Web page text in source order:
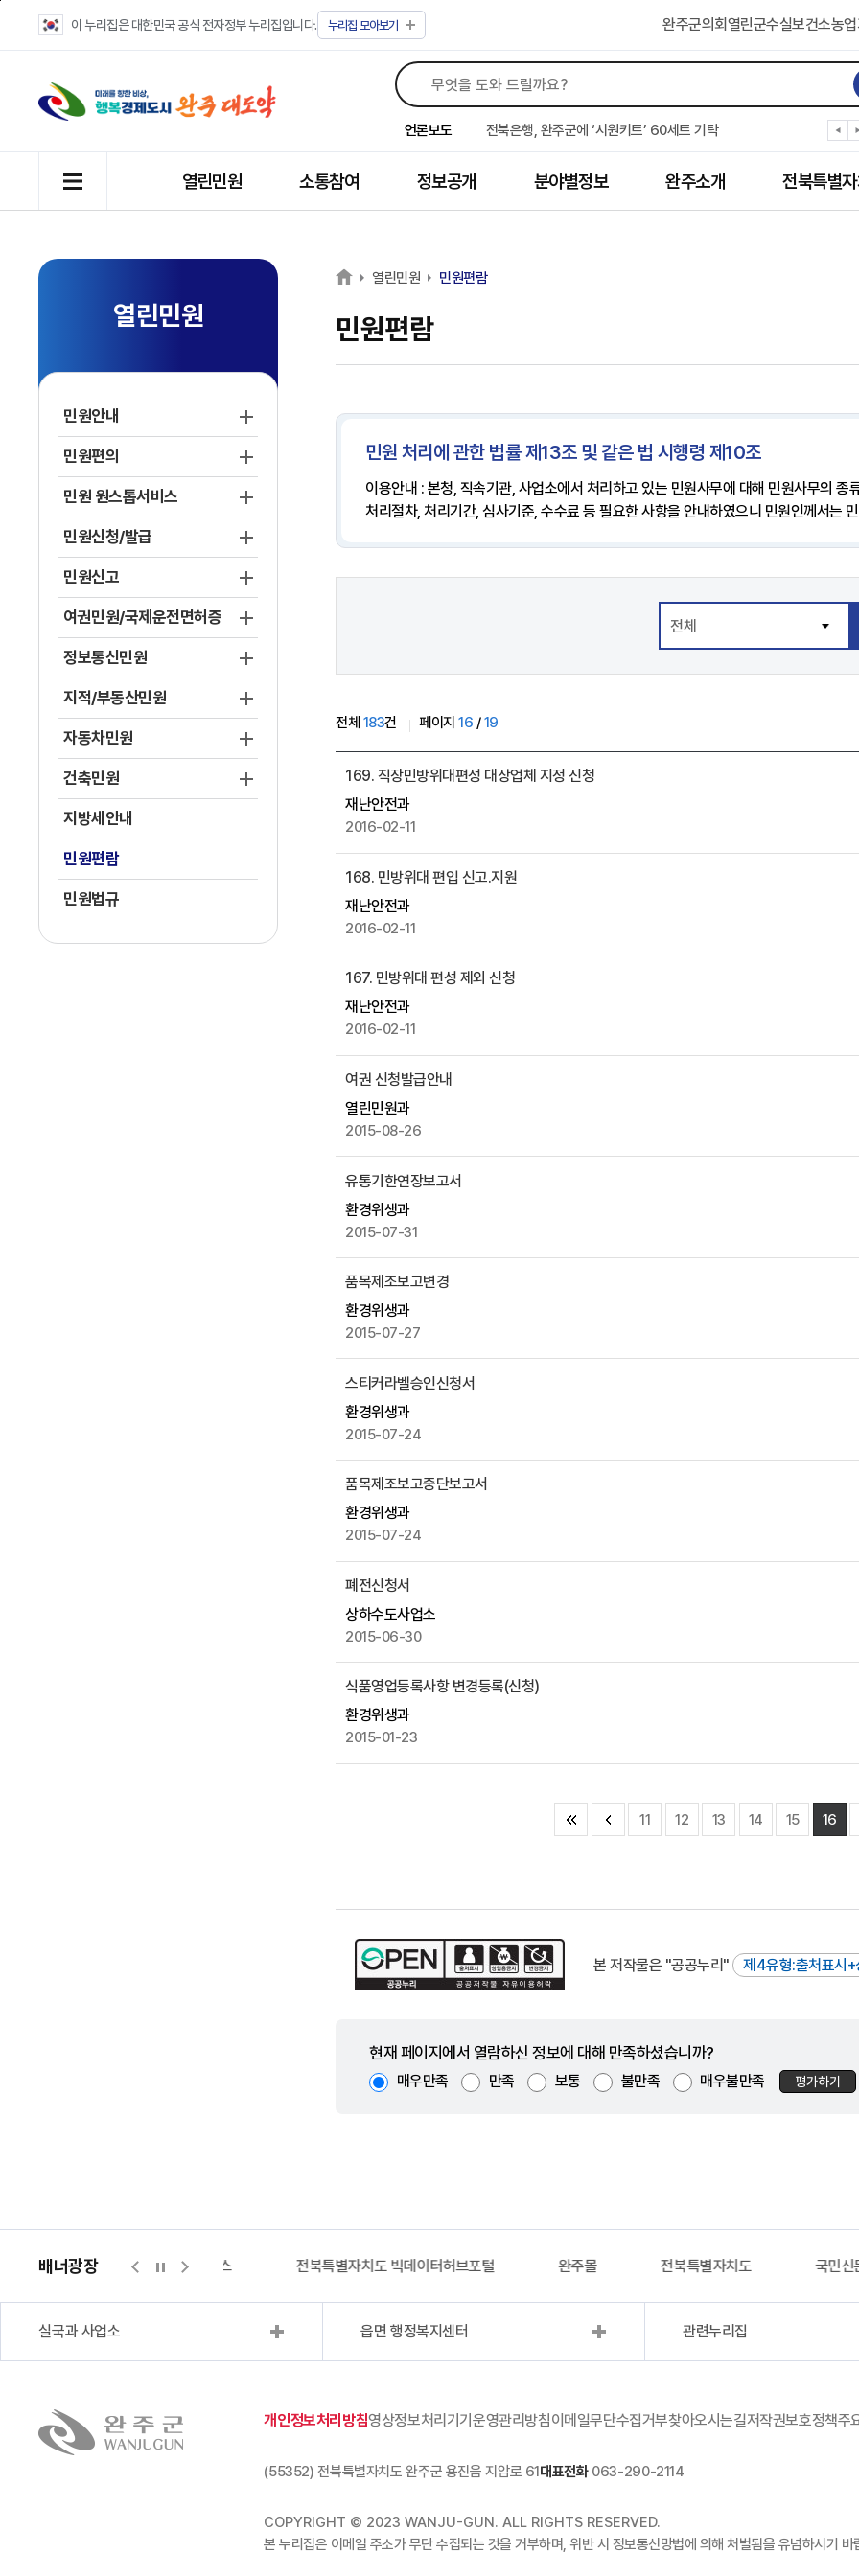
이 누리집은 대한민국 공식 전자정부 누리집입니다. 누리집 모아보기 완주군의회 열린군수실보건소농
언론보도
완주군 “여름휴가철 청소년 안전 지킨다”
완주 청소년, 삼성 임직원 만나 미래 진로 그린다
전북은행, 완주군에 ‘시원키트’ 60세트 기탁
㈜새눈, 완주군에 성금 1,000만 원 기탁
완주 봉동읍, 희망나눔가게·행복빨래방 만족도 조사
유희태 완주군수, 친환경 농업인 현장 목소리 경청
완주 미래라이온스, 경로당 냉장고 후원
완주 이서면, 홀몸 남성 위한 ‘이서천사 요리교실’
열린민원 소통참여 정보공개 분야별정보 완주소개 전북특별
열린민원
민원안내
민원편의
민원 원스톱서비스
민원신청/발급
민원신고
여권민원/국제운전면허증
정보통신민원
지적/부동산민원
자동차민원
건축민원
지방세안내
민원편람
민원법규
열린민원 민원편람
민원편람
민원 처리에 관한 법률 제13조 및 같은 법 시행령 제10조
이용안내 : 본청, 직속기관, 사업소에서 처리하고 있는 민원사무에 대해 민원사무의 종
처리절차, 처리기간, 심사기준, 수수료 등 필요한 사항을 안내하였으니 민원인께서는
전체 183건 페이지16 /19
물
목
록
으
로
번
목
작
성
자
첨
부
파
일
성
일
조
회
수
등
제
169. 직장민방위대편성 대상업체 지정 신청
재난안전과
2016-02-11
168. 민방위대 편입 신고.지원
재난안전과
2016-02-11
167. 민방위대 편성 제외 신청
재난안전과
2016-02-11
여권 신청발급안내
열린민원과
2015-08-26
유통기한연장보고서
환경위생과
2015-07-31
품목제조보고변경
환경위생과
2015-07-27
스티커라벨승인신청서
환경위생과
2015-07-24
품목제조보고중단보고서
환경위생과
2015-07-24
폐전신청서
상하수도사업소
2015-06-30
식품영업등록사항 변경등록(신청)
환경위생과
2015-01-23
11 12 13 14 15 16
본 저작물은 "공공누리" 제4유형:출처표시+
현재 페이지에서 열람하신 정보에 대해 만족하셨습니까?
매우만족 만족 보통 불만족 매우불만족 평가하기
배너광장
지적측량바로처리센터 위택스 전북특별자치도 빅데이터허브포털 완주몰 전북특별자치도 국민신
실국과 사업소 읍면 행정복지센터 관련누리집
개인정보처리방침영상정보처리기기운영관리방침이메일무단수집거부찾아오시는길저작권보호정책주
(55352) 전북특별자치도 완주군 용진읍 지암로 61대표전화063-290-2114
COPYRIGHT © 2023 WANJU-GUN. ALL RIGHTS RESERVED.
본 누리집은 이메일 주소가 무단 수집되는 것을 거부하며, 위반 시 정보통신망법에 의해 처벌됨을 유념하시기 바